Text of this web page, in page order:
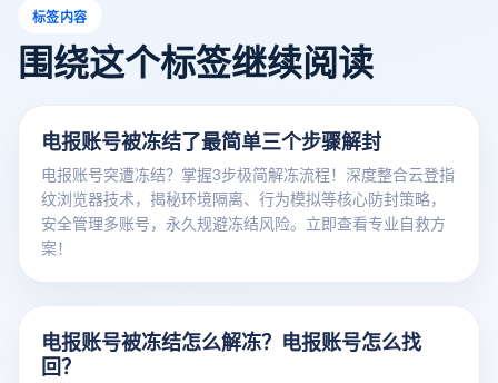
标签内容
围绕这个标签继续阅读
电报账号被冻结了最简单三个步骤解封
电报账号突遭冻结？掌握3步极简解冻流程！深度整合云登指
纹浏览器技术，揭秘环境隔离、行为模拟等核心防封策略，
安全管理多账号，永久规避冻结风险。立即查看专业自救方
案！
电报账号被冻结怎么解冻？电报账号怎么找
回？